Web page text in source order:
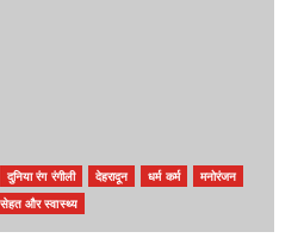
दुनिया रंग रंगीली देहरादून धर्म कर्म
मनोरंजन
सेहत और स्वास्थ्य